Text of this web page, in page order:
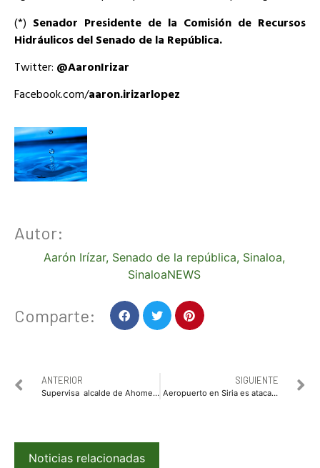
(*) Senador Presidente de la Comisión de Recursos
Hidráulicos del Senado de la República.
Twitter: @AaronIrizar
Facebook.com/aaron.irizarlopez
Autor:
Aarón Irízar, Senado de la república, Sinaloa,
SinaloaNEWS
Comparte:
ANTERIOR
Supervisa alcalde de Ahome los trabajos de rehabilitación y remodelación de parques públicos
SIGUIENTE
Aeropuerto en Siria es atacado con misiles
Noticias relacionadas